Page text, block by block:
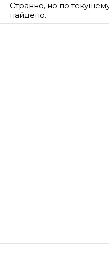
Странно, но по
найдено.